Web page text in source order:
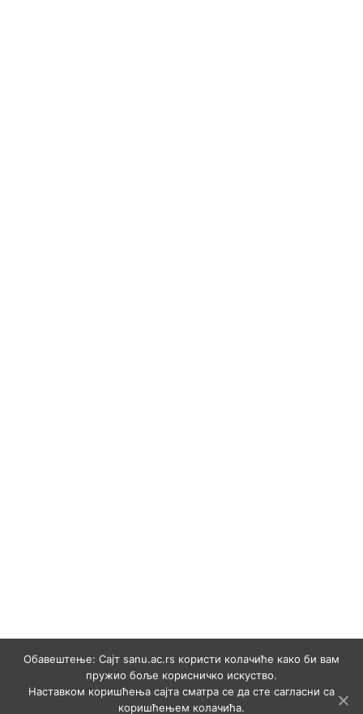
Обавештење: Сајт sanu.ac.rs користи колачиће како би вам
пружио боље корисничко искуство.
Наставком коришћења сајта сматра се да сте сагласни са
коришћењем колачића.